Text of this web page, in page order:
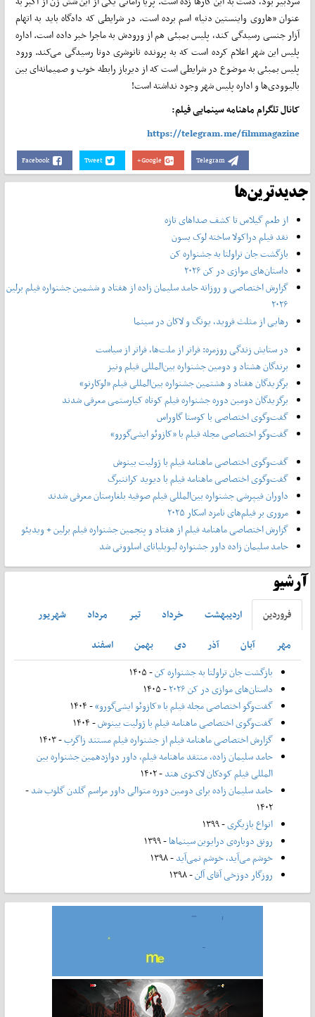
عنوان «هاروی واینستین دنیا» اسم برده است. در شرایطی که دادگاه باید به اتهام
آزار جنسی رسیدگی کند، پلیس بمبئی هم از ورودش به ماجرا خبر داده است. اداره
پلیس این شهر اعلام کرده است که به پرونده تانوشری دوتا رسیدگی می‌کند. ورود
پلیس بمبئی به موضوع در شرایطی است که از دیرباز رابطه خوب و صمیمانه‌ای بین
بالیوودی‌ها و اداره پلیس شهر وجود نداشته است!
کانال تلگرام ماهنامه سینمایی فیلم:
https://telegram.me/filmmagazine
Facebook Tweet Google+ Telegram
جدیدترین‌ها
از طعم گیلاس تا کشف صداهای تازه
نقد فیلم دراکولا ساخته لوک بسون
بازگشت جان تراولتا به جشنواره کن
داستان‌های موازی در کن ۲۰۲۶
گزارش اختصاصی و روزانه حامد سلیمان زاده از هفتاد و‌ ششمین جشنواره فیلم برلین
۲۰۲۶
رهایی از مثلث فروید، یونگ و لاکان در سینما
در ستایش زندگی روزمره: فراتر از ملت‌ها، فراتر از سیاست
برندگان هشتاد و دومین جشنواره بین‌المللی فیلم ونیز
برگزیدگان هفتاد و هشتمین جشنواره بین‌المللی فیلم «لوکارنو»
برگزیدگان دومین دوره جشنواره فیلم کوتاه کیارستمی معرفی شدند
گفت‌وگوی اختصاصی با کوستا گاوراس
گفت‌وگو اختصاصی مجله فیلم با «کازوئو ایشی‌گورو»
گفت‌وگوی اختصاصی ماهنامه فیلم با ژولیت بینوش
گفت‌وگوی اختصاصی ماهنامه فیلم با دیوید کراننبرگ
داوران فیپرشی جشنواره بین‌المللی فیلم صوفیه بلغارستان معرفی شدند
مروری بر فیلم‌های نامزد اسکار ۲۰۲۵
گزارش اختصاصی ماهنامه فیلم از هفتاد و پنجمین جشنواره فیلم برلین + ویدیئو
حامد سلیمان زاده داور جشنواره لیوبلیانای اسلوونی شد
آرشیو
فروردين ارديبهشت خرداد تير مرداد
شهريور
مهر
آبان آذر دی بهمن
اسفند
بازگشت جان تراولتا به جشنواره کن- ۱۴۰۵
داستان‌های موازی در کن ۲۰۲۶
- ۱۴۰۵
گفت‌وگو اختصاصی مجله فیلم با «کازوئو ایشی‌گورو»- ۱۴۰۴
گفت‌وگوی اختصاصی ماهنامه فیلم با ژولیت بینوش- ۱۴۰۴
گزارش اختصاصی ماهنامه فیلم از جشنواره فیلم مستند زاگرب- ۱۴۰۳
حامد سلیمان زاده، منتقد ماهنامه فیلم، داور دوازدهمین جشنواره بین
المللی فیلم کودکان لاکنوی هند- ۱۴۰۲
حامد سلیمان زاده برای دومین دوره متوالی داور مراسم گلدن گلوب شد-
۱۴۰۲
انواع بازیگری- ۱۳۹۹
رونق دوباره‌ی درایوین سینماها- ۱۳۹۹
خوشم می‌آید، خوشم نمی‌آید- ۱۳۹۸
روزگار دوزخی آقای آلن- ۱۳۹۸